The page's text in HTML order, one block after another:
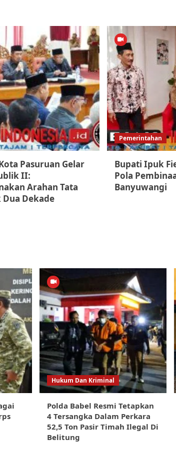
Pasuruan Gelar
II:
Arahan Tata
Dekade
Pemerintahan
Bupati Ipuk
Pola
Banyuwangi
Hukum Dan Kriminal
Polda Babel Resmi Tetapkan
4 Tersangka Dalam Perkara
52,5 Ton Pasir Timah Ilegal Di
Belitung